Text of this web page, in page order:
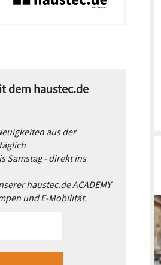
dem haustec.de
aus der
Samstag - direkt ins
haustec.de ACADEMY
und E-Mobilität.